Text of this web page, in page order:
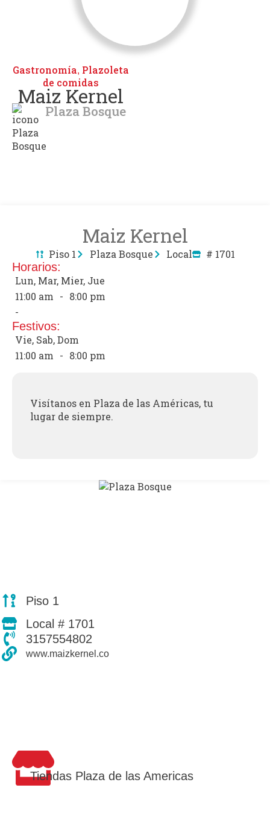
Gastronomía, Plazoleta
de comidas
Maiz Kernel
Plaza Bosque
Maiz Kernel
Piso 1 Plaza Bosque Local # 1701
Horarios:
Lun, Mar, Mier, Jue
11:00 am - 8:00 pm
-
Festivos:
Vie, Sab, Dom
11:00 am - 8:00 pm
Visítanos en Plaza de las Américas, tu
lugar de siempre.
Piso 1
Local # 1701
3157554802
www.maizkernel.co
Tiendas Plaza de las Americas